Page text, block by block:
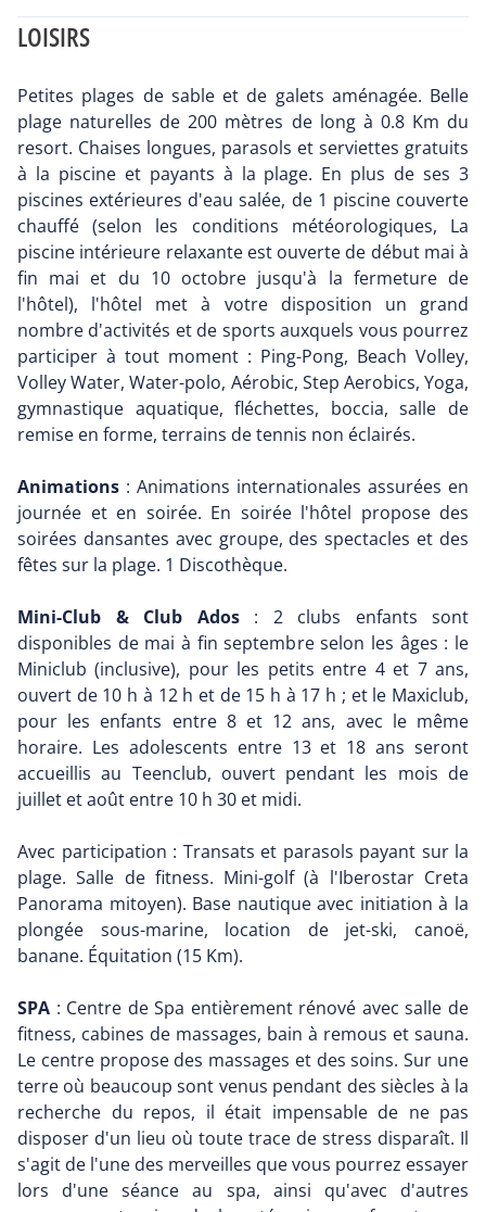
LOISIRS
Petites plages de sable et de galets aménagée. Belle
plage naturelles de 200 mètres de long à 0.8 Km du
resort. Chaises longues, parasols et serviettes gratuits
à la piscine et payants à la plage. En plus de ses 3
piscines extérieures d'eau salée, de 1 piscine couverte
chauffé (selon les conditions météorologiques, La
piscine intérieure relaxante est ouverte de début mai à
fin mai et du 10 octobre jusqu'à la fermeture de
l'hôtel), l'hôtel met à votre disposition un grand
nombre d'activités et de sports auxquels vous pourrez
participer à tout moment : Ping-Pong, Beach Volley,
Volley Water, Water-polo, Aérobic, Step Aerobics, Yoga,
gymnastique aquatique, fléchettes, boccia, salle de
remise en forme, terrains de tennis non éclairés.
Animations : Animations internationales assurées en
journée et en soirée. En soirée l'hôtel propose des
soirées dansantes avec groupe, des spectacles et des
fêtes sur la plage. 1 Discothèque.
Mini-Club & Club Ados: 2 clubs enfants sont
disponibles de mai à fin septembre selon les âges : le
Miniclub (inclusive), pour les petits entre 4 et 7 ans,
ouvert de 10 h à 12 h et de 15 h à 17 h ; et le Maxiclub,
pour les enfants entre 8 et 12 ans, avec le même
horaire. Les adolescents entre 13 et 18 ans seront
accueillis au Teenclub, ouvert pendant les mois de
juillet et août entre 10 h 30 et midi.
Avec participation : Transats et parasols payant sur la
plage. Salle de fitness. Mini-golf (à l'Iberostar Creta
Panorama mitoyen). Base nautique avec initiation à la
plongée sous-marine, location de jet-ski, canoë,
banane. Équitation (15 Km).
SPA : Centre de Spa entièrement rénové avec salle de
fitness, cabines de massages, bain à remous et sauna.
Le centre propose des massages et des soins. Sur une
terre où beaucoup sont venus pendant des siècles à la
recherche du repos, il était impensable de ne pas
disposer d'un lieu où toute trace de stress disparaît. Il
s'agit de l'une des merveilles que vous pourrez essayer
lors d'une séance au spa, ainsi qu'avec d'autres